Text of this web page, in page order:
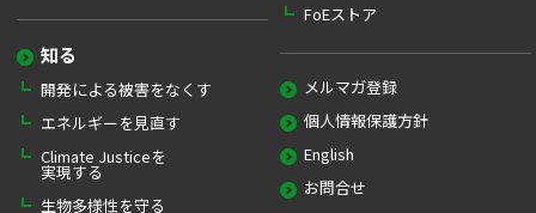
知る
開発による被害をなくす
エネルギーを見直す
Climate Justiceを
実現する
生物多様性を守る
FoEストア
メルマガ登録
個人情報保護方針
English
お問合せ